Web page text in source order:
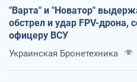
"Варта" и "Новатор"
обстрел и удар FPV-дрона,
офицеру ВСУ
Украинская Бронетехника